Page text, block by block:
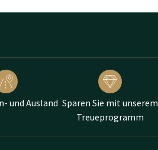
und Ausland Sparen Sie mit unserem
Treueprogramm